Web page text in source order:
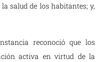
salud de los habitantes; y,
reconoció que los
activa en virtud de la